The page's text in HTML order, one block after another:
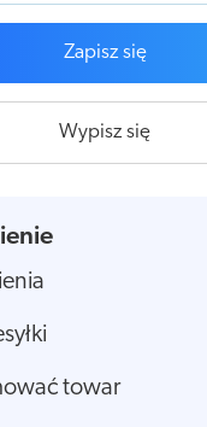
Zapisz się
Wypisz się
towar